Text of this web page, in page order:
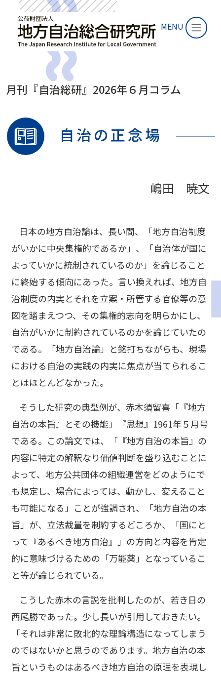
MENU
月刊『自治総研』2026年６月コラム
自治の正念場
嶋田 暁文
日本の地方自治論は、長い間、「地方自治制度
がいかに中央集権的であるか」、「自治体が国に
よっていかに統制されているのか」を論じること
に終始する傾向にあった。言い換えれば、地方自
治制度の内実とそれを立案・所管する官僚等の意
図を踏まえつつ、その集権的志向を明らかにし、
自治がいかに制約されているのかを論じていたの
である。「地方自治論」と銘打ちながらも、現場
における自治の実践の内実に焦点が当てられるこ
とはほとんどなかった。
そうした研究の典型例が、赤木須留喜「『地方
自治の本旨』とその機能」『思想』1961年５月号
である。この論文では、「『地方自治の本旨』の
内容に特定の解釈なり価値判断を盛り込むことに
よって、地方公共団体の組織運営をどのようにで
も規定し、場合によっては、動かし、変えること
も可能になる」ことが強調され、「地方自治の本
旨」が、立法裁量を制約するどころか、「国にと
って『あるべき地方自治』」の方向と内容を肯定
的に意味づけるための「万能薬」となっているこ
と等が論じられている。
こうした赤木の言説を批判したのが、若き日の
西尾勝であった。少し長いが引用しておきたい。
「それは非常に敗北的な理論構造になってしまう
のではないかと思うのであります。地方自治の本
旨というものはあるべき地方自治の原理を表現し